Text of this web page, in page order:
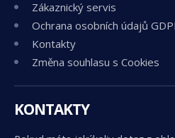
Zákaznický servis
Ochrana osobních údajů
Kontakty
Změna souhlasu s Cookies
KONTAKTY